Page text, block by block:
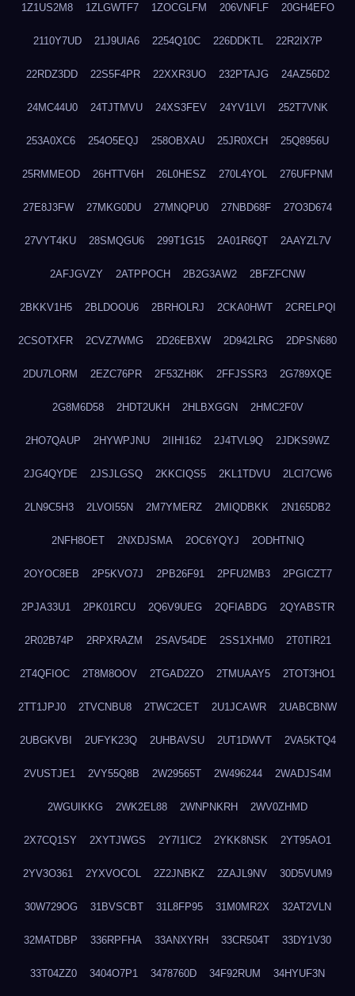
1Z1US2M8 1ZLGWTF7 1ZOCGLFM 206VNFLF 20GH4EFO
2110Y7UD 21J9UIA6 2254Q10C 226DDKTL 22R2IX7P
22RDZ3DD 22S5F4PR 22XXR3UO 232PTAJG 24AZ56D2
24MC44U0 24TJTMVU 24XS3FEV 24YV1LVI 252T7VNK
253A0XC6 254O5EQJ 258OBXAU 25JR0XCH 25Q8956U
25RMMEOD 26HTTV6H 26L0HESZ 270L4YOL 276UFPNM
27E8J3FW 27MKG0DU 27MNQPU0 27NBD68F 27O3D674
27VYT4KU 28SMQGU6 299T1G15 2A01R6QT 2AAYZL7V
2AFJGVZY 2ATPPOCH 2B2G3AW2 2BFZFCNW
2BKKV1H5 2BLDOOU6 2BRHOLRJ 2CKA0HWT 2CRELPQI
2CSOTXFR 2CVZ7WMG 2D26EBXW 2D942LRG 2DPSN680
2DU7LORM 2EZC76PR 2F53ZH8K 2FFJSSR3 2G789XQE
2G8M6D58 2HDT2UKH 2HLBXGGN 2HMC2F0V
2HO7QAUP 2HYWPJNU 2IIHI162 2J4TVL9Q 2JDKS9WZ
2JG4QYDE 2JSJLGSQ 2KKCIQS5 2KL1TDVU 2LCI7CW6
2LN9C5H3 2LVOI55N 2M7YMERZ 2MIQDBKK 2N165DB2
2NFH8OET 2NXDJSMA 2OC6YQYJ 2ODHTNIQ
2OYOC8EB 2P5KVO7J 2PB26F91 2PFU2MB3 2PGICZT7
2PJA33U1 2PK01RCU 2Q6V9UEG 2QFIABDG 2QYABSTR
2R02B74P 2RPXRAZM 2SAV54DE 2SS1XHM0 2T0TIR21
2T4QFIOC 2T8M8OOV 2TGAD2ZO 2TMUAAY5 2TOT3HO1
2TT1JPJ0 2TVCNBU8 2TWC2CET 2U1JCAWR 2UABCBNW
2UBGKVBI 2UFYK23Q 2UHBAVSU 2UT1DWVT 2VA5KTQ4
2VUSTJE1 2VY55Q8B 2W29565T 2W496244 2WADJS4M
2WGUIKKG 2WK2EL88 2WNPNKRH 2WV0ZHMD
2X7CQ1SY 2XYTJWGS 2Y7I1IC2 2YKK8NSK 2YT95AO1
2YV3O361 2YXVOCOL 2Z2JNBKZ 2ZAJL9NV 30D5VUM9
30W729OG 31BVSCBT 31L8FP95 31M0MR2X 32AT2VLN
32MATDBP 336RPFHA 33ANXYRH 33CR504T 33DY1V30
33T04ZZ0 3404O7P1 3478760D 34F92RUM 34HYUF3N